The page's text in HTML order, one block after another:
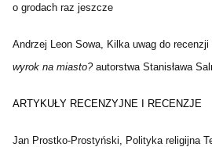
o grodach raz jeszcze
Andrzej Leon Sowa, Kilka uwag do
wyrok na miasto?autorstwa Stanisława
ARTYKUŁY RECENZYJNE I RECENZJE
Jan Prostko-Prostyński, Polityka religijna